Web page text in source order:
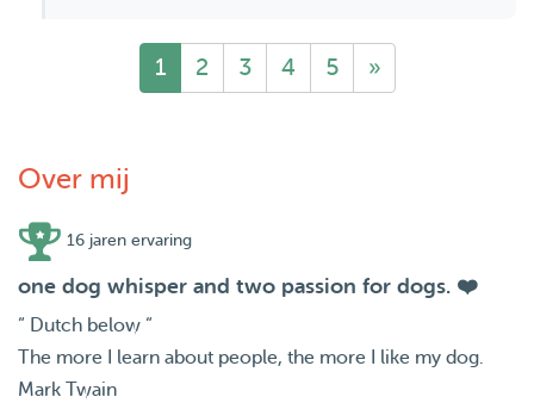
1 2 3 4 5 »
Over mij
16 jaren ervaring
one dog whisper and two passion for dogs. ❤️
“ Dutch below “
The more I learn about people, the more I like my dog.
Mark Twain